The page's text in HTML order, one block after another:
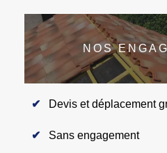
NOS
Devis et déplacement
Sans engagement